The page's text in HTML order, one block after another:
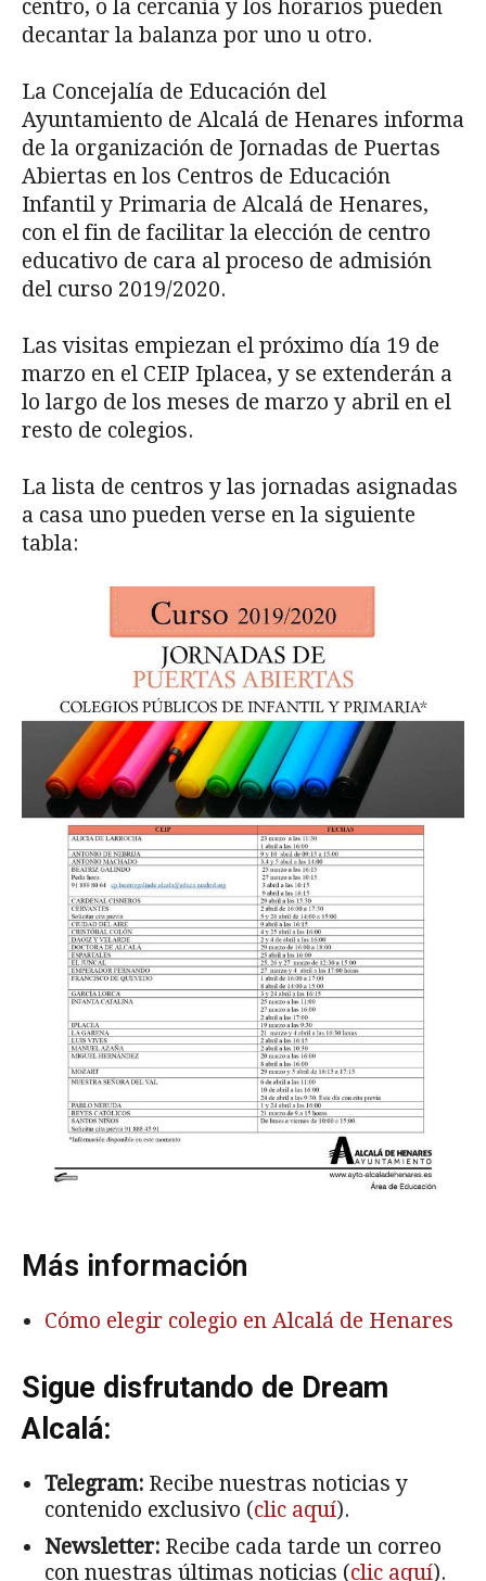
centro, o la cercanía y los horarios pueden
decantar la balanza por uno u otro.
La Concejalía de Educación del
Ayuntamiento de Alcalá de Henares informa
de la organización de Jornadas de Puertas
Abiertas en los Centros de Educación
Infantil y Primaria de Alcalá de Henares,
con el fin de facilitar la elección de centro
educativo de cara al proceso de admisión
del curso 2019/2020.
Las visitas empiezan el próximo día 19 de
marzo en el CEIP Iplacea, y se extenderán a
lo largo de los meses de marzo y abril en el
resto de colegios.
La lista de centros y las jornadas asignadas
a casa uno pueden verse en la siguiente
tabla:
Más información
Cómo elegir colegio en Alcalá de Henares
Sigue disfrutando de Dream
Alcalá:
Telegram: Recibe nuestras noticias y
contenido exclusivo (clic aquí).
Newsletter: Recibe cada tarde un correo
con nuestras últimas noticias (clic aquí).